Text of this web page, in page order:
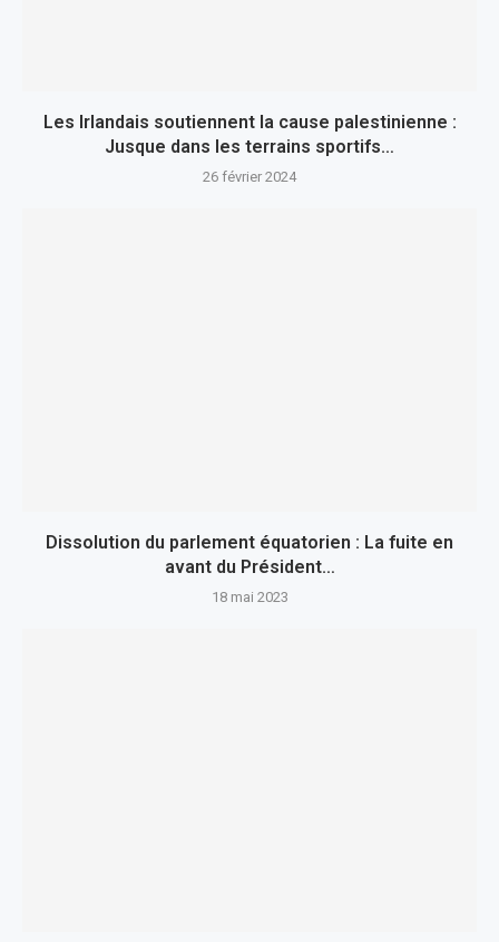
Les Irlandais soutiennent la cause palestinienne :
Jusque dans les terrains sportifs…
26 février 2024
Dissolution du parlement équatorien : La fuite en
avant du Président…
18 mai 2023